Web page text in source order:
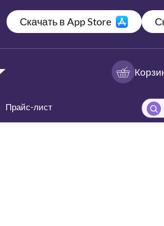
Скачать в App Store
Прайс-лист